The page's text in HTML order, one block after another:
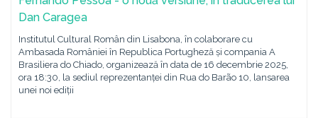
Dan Caragea
Institutul Cultural Român din Lisabona, în colaborare cu
Ambasada României în Republica Portugheză și compania A
Brasiliera do Chiado, organizează în data de 16 decembrie 2025,
ora 18:30, la sediul reprezentanței din Rua do Barão 10, lansarea
unei noi ediții